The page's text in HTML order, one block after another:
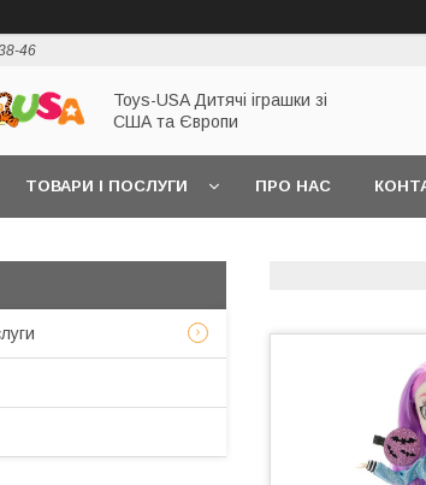
46
Toys-USA Дитячі іграшки зі
США та Європи
ТОВАРИ І ПОСЛУГИ ПРО НАС